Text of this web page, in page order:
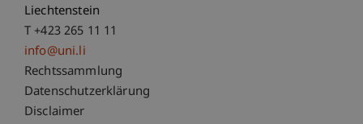
Liechtenstein
T +423 265 11 11
info@uni.li
Fußzeile Rechtliche Hinweise
Rechtssammlung
Datenschutzerklärung
Disclaimer